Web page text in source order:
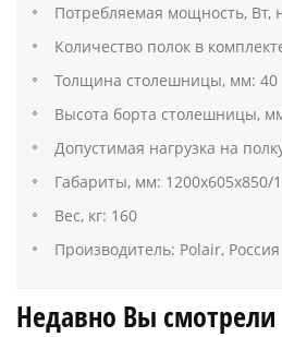
Потребляемая мощность, Вт,
Количество полок в
Толщина столешницы, мм: 40
Высота борта столешницы,
Допустимая нагрузка на
Габариты, мм: 1200х605х850/
Вес, кг: 160
Производитель: Polair, Россия
Недавно Вы смотрели